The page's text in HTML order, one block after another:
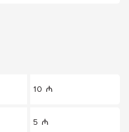
10 ₼
5 ₼